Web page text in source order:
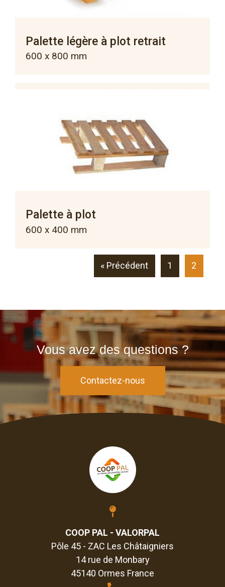
Palette légère à plot retrait
600 x 800 mm
Palette à plot
600 x 400 mm
« Précédent 1 2
Vous avez des questions ?
Contactez-nous
COOP PAL - VALORPAL
Pôle 45 - ZAC Les Châtaigniers
14 rue de Monbary
45140 Ormes France